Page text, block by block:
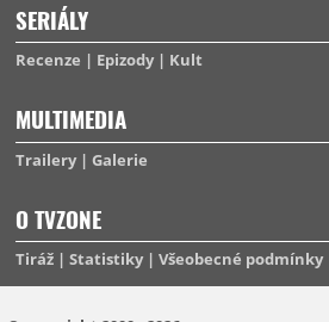
SERIÁLY
Recenze Epizody Kult
MULTIMEDIA
Trailery Galerie
O TVZONE
Tiráž Statistiky Všeobecné podmínky